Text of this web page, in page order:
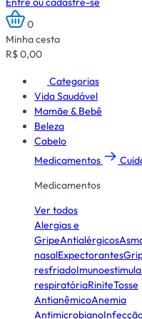
0
Minha cesta
R$ 0,00
Categorias
Vida Saudável
Mamãe & Bebê
Beleza
Cabelo
Medicamentos
Medicamentos
Ver todos
Alergias e
GripeAntialérgicos
nasalExpectorantes
resfriado
respiratóriaRiniteTosse
AntianêmicoAnemia
Antimicrobiano